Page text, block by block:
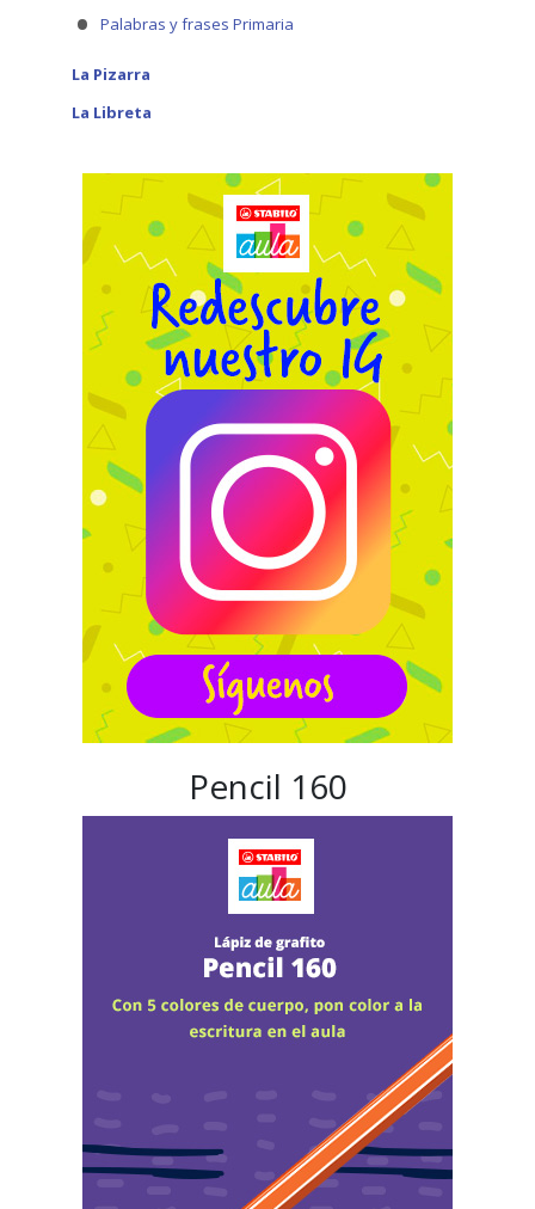
Palabras y frases Primaria
La Pizarra
La Libreta
Pencil 160